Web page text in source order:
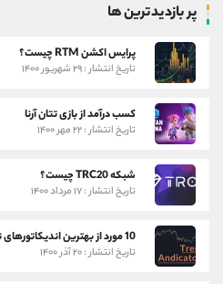
پر بازدیدترین ها
پرایس اکشن RTM چیست؟
تاریخ انتشار : ۲۹ شهریور ۱۴۰۰
کسب درآمد از بازی تتان آرنا
تاریخ انتشار : ۲۲ مهر ۱۴۰۰
شبکه TRC20 چیست؟
تاریخ انتشار : ۱۷ مرداد ۱۴۰۰
10 مورد از بهترین اندیکاتورهای تشخیص روند
تاریخ انتشار : ۲۰ آذر ۱۴۰۰